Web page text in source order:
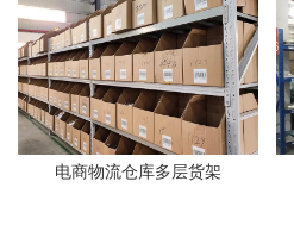
电商物流仓库多层货架